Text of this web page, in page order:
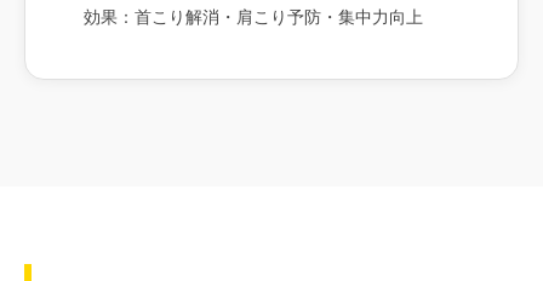
効果：首こり解消・肩こり予防・集中力向上